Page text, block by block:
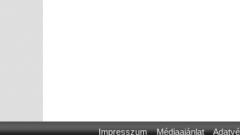
Impresszum Médiaajánlat